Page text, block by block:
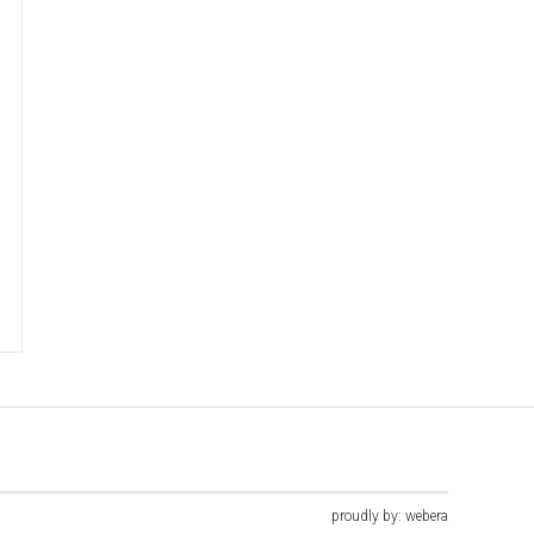
proudly by: webera